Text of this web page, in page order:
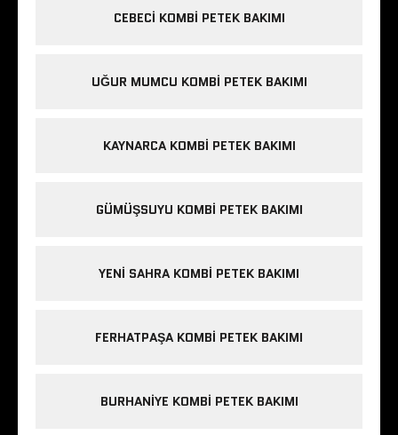
CEBECI KOMBI PETEK BAKIMI
UĞUR MUMCU KOMBI PETEK BAKIMI
KAYNARCA KOMBI PETEK BAKIMI
GÜMÜŞSUYU KOMBI PETEK BAKIMI
YENI SAHRA KOMBI PETEK BAKIMI
FERHATPAŞA KOMBI PETEK BAKIMI
BURHANIYE KOMBI PETEK BAKIMI